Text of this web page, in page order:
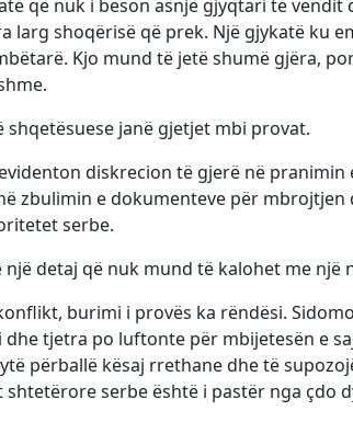
që nuk i beson asnjë gjyqtari të
larg shoqërisë që prek. Një gjykatë ku
Kjo mund të jetë shumë gjëra,
shqetësuese janë gjetjet mbi provat.
diskrecion të gjerë në
zbulimin e dokumenteve për
serbe.
një detaj që nuk mund të kalohet me një
burimi i provës ka rëndësi.
dhe tjetra po luftonte për mbijetesën e
përballë kësaj rrethane dhe të
shtetërore serbe është i pastër nga çdo